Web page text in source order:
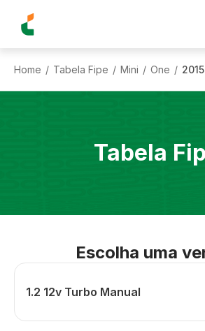
Home / Tabela Fipe / Mini / One / 2015
Tabela
Escolha uma
1.2 12v Turbo Manual